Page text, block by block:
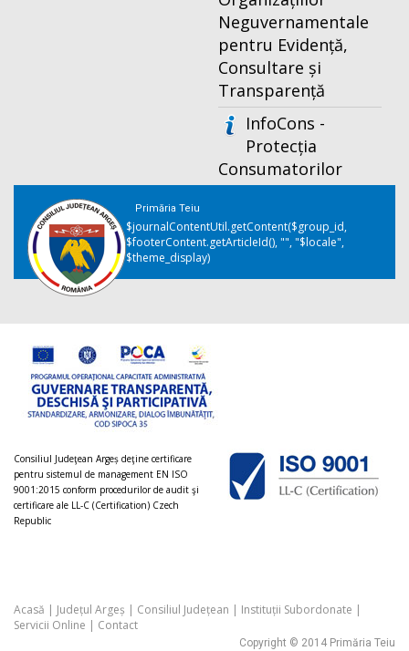
Neguvernamentale
pentru Evidență,
Consultare și
Transparență
InfoCons -
Protecția
Consumatorilor
Primăria Teiu
$journalContentUtil.getContent($group_id,
$footerContent.getArticleId(), "", "$locale",
$theme_display)
Consiliul Judeţean Argeș deţine certificare
pentru sistemul de management EN ISO
9001:2015 conform procedurilor de audit şi
certificare ale LL-C (Certification) Czech
Republic
Acasă | Județul Argeș | Consiliul Județean | Instituții Subordonate |
Servicii Online | Contact
Copyright © 2014 Primăria Teiu